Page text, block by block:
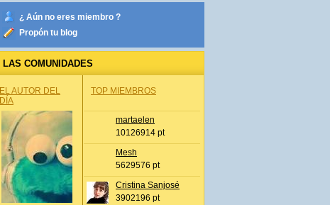
¿ Aún no eres miembro ?
Propón tu blog
LAS COMUNIDADES
EL AUTOR DEL
DÍA
TOP MIEMBROS
martaelen
10126914 pt
Mesh
5629576 pt
Cristina Sanjosé
3902196 pt